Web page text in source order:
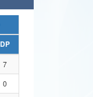
DP
7
0